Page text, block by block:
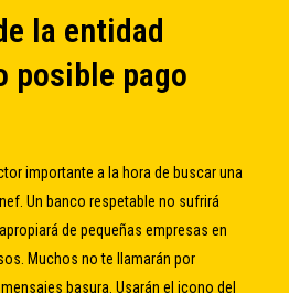
la entidad
posible pago
importante a la hora de buscar una
Un banco respetable no sufrirá
de pequeñas empresas en
Muchos no te llamarán por
basura. Usarán el icono del